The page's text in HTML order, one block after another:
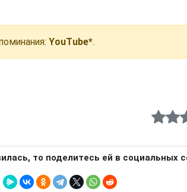
YouTube*.
то поделитесь ей в социальных